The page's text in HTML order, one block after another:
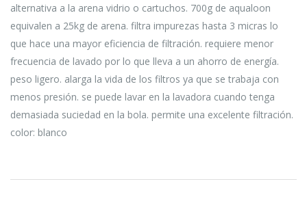
alternativa a la arena vidrio o cartuchos. 700g de aqualoon
equivalen a 25kg de arena. filtra impurezas hasta 3 micras lo
que hace una mayor eficiencia de filtración. requiere menor
frecuencia de lavado por lo que lleva a un ahorro de energía.
peso ligero. alarga la vida de los filtros ya que se trabaja con
menos presión. se puede lavar en la lavadora cuando tenga
demasiada suciedad en la bola. permite una excelente filtración.
color: blanco